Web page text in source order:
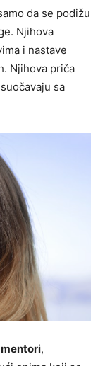
da se podižu
Njihova
i nastave
Njihova priča
sa
mentori,